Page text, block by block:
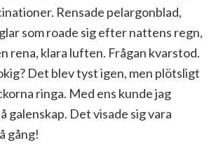
Rensade pelargonblad,
som roade sig efter nattens regn,
rena, klara luften. Frågan kvarstod.
Det blev tyst igen, men plötsligt
ringa. Med ens kunde jag
galenskap. Det visade sig vara
gång!